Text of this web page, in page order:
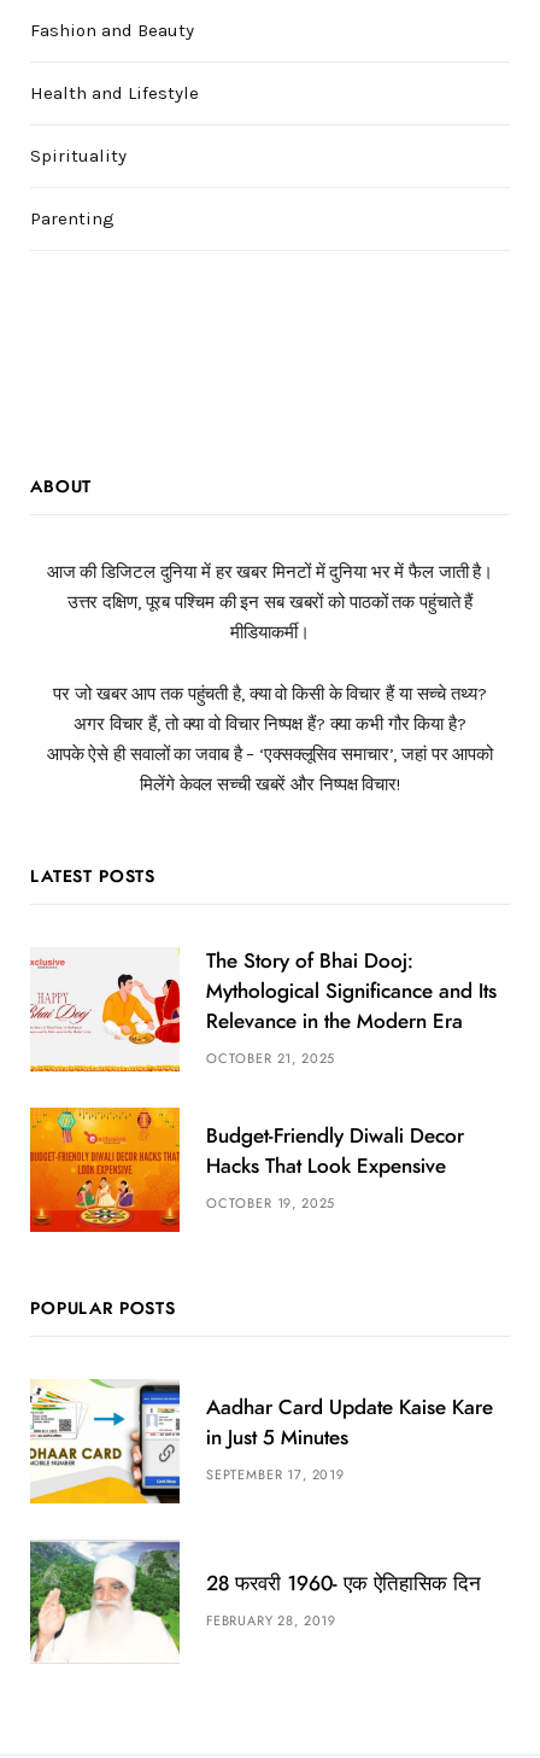
Fashion and Beauty
Health and Lifestyle
Spirituality
Parenting
ABOUT
आज की डिजिटल दुनिया में हर खबर मिनटों में दुनिया भर में फैल जाती है।
उत्तर दक्षिण, पूरब पश्चिम की इन सब खबरों को पाठकों तक पहुंचाते हैं
मीडियाकर्मी।
पर जो खबर आप तक पहुंचती है, क्या वो किसी के विचार हैं या सच्चे तथ्य?
अगर विचार हैं, तो क्या वो विचार निष्पक्ष हैं? क्या कभी गौर किया है?
आपके ऐसे ही सवालों का जवाब है – ‘एक्सक्लूसिव समाचार’, जहां पर आपको
मिलेंगे केवल सच्ची खबरें और निष्पक्ष विचार!
LATEST POSTS
The Story of Bhai Dooj:
Mythological Significance and Its
Relevance in the Modern Era
OCTOBER 21, 2025
Budget-Friendly Diwali Decor
Hacks That Look Expensive
OCTOBER 19, 2025
POPULAR POSTS
Aadhar Card Update Kaise Kare
in Just 5 Minutes
SEPTEMBER 17, 2019
28 फरवरी 1960- एक ऐतिहासिक दिन
FEBRUARY 28, 2019